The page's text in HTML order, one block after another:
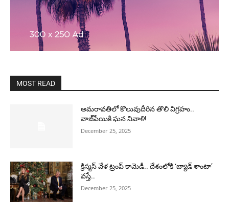
MOST READ
అమరావతిలో కొలువుదీరిన తొలి విగ్రహం..
వాజ్‌పేయికి ఘన నివాళి!
December 25, 2025
క్రిస్మస్ వేళ ట్రంప్ కామెడీ.. దేశంలోకి ‘బ్యాడ్ శాంటా’
వస్తే..
December 25, 2025